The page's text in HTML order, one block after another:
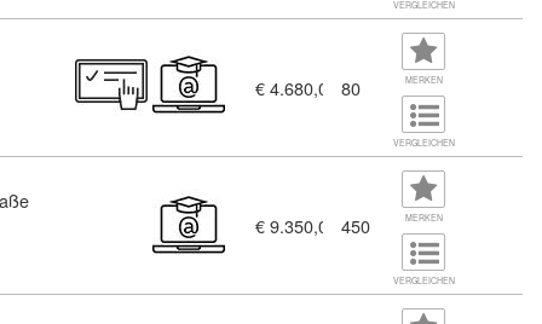
VERGLEICHEN
(8925311) € 4.680,00 80 MERKEN
VERGLEICHEN
€ 9.350,00 450 MERKEN
VERGLEICHEN